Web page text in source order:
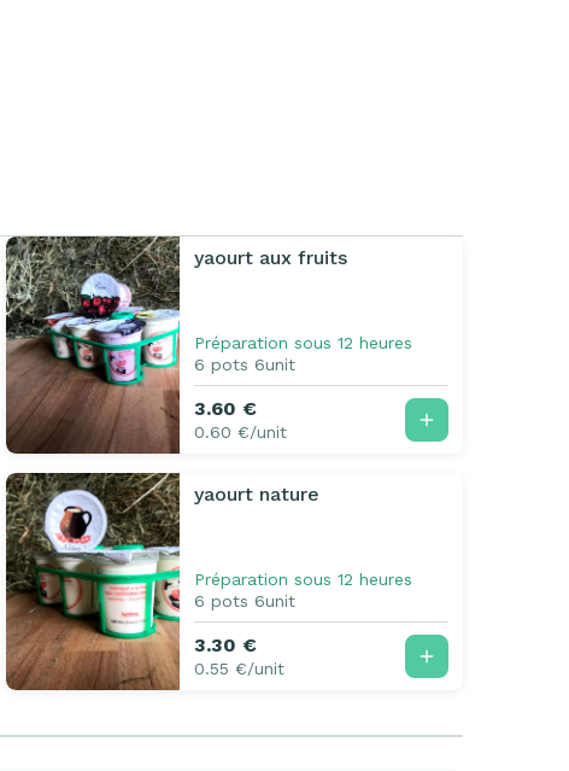
yaourt aux fruits
Préparation sous 12 heures
6 pots 6unit
3.60 €
0.60 €/unit
yaourt nature
Préparation sous 12 heures
6 pots 6unit
3.30 €
0.55 €/unit